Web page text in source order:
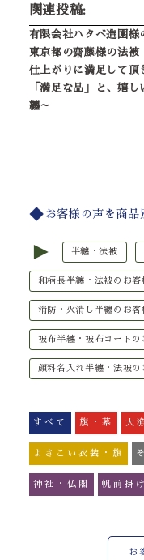
関連投稿:
有限会社ハタベ造園様
東京都の齋藤様の法被
仕上がりに満足して頂
「満足な品」と、嬉
纏～
お客様の声を商品
► 半纏・法被
和柄長半纏・法被のお客
消防・火消し半纏のお客
被布半纏・被布コートの
顔料名入れ半纏・法被の
すべて 旗・幕 大
よさこい衣装・旗
神社・仏閣 帆前掛け
お